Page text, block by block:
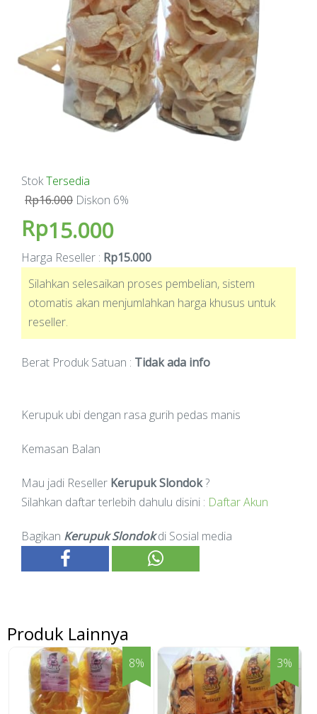
StokTersedia
Rp16.000 Diskon 6%
Rp15.000
Harga Reseller : Rp15.000
Silahkan selesaikan proses pembelian, sistem
otomatis akan menjumlahkan harga khusus untuk
reseller.
Berat Produk Satuan : Tidak ada info
Kerupuk ubi dengan rasa gurih pedas manis
Kemasan Balan
Mau jadi Reseller Kerupuk Slondok?
Silahkan daftar terlebih dahulu disini : Daftar Akun
Bagikan Kerupuk Slondokdi Sosial media
Produk Lainnya
8% 3%